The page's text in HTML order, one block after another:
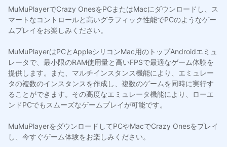
MuMuPlayerでCrazy OnesをPCまたはMacにダウンロードし、ス
マートなコントロールと高いグラフィック性能でPCのようなゲー
ムプレイをお楽しみください。
MuMuPlayerはPCとAppleシリコンMac用のトップAndroidエミュ
レータで、最小限のRAM使用量と高いFPSで最適なゲーム体験を
提供します。また、マルチインスタンス機能により、エミュレー
タの複数のインスタンスを作成し、複数のゲームを同時に実行す
ることができます。その高度なエミュレータ機能により、ローエ
ンドPCでもスムーズなゲームプレイが可能です。
MuMuPlayerをダウンロードしてPCやMacでCrazy Onesをプレイ
し、今すぐゲーム体験をお楽しみください。